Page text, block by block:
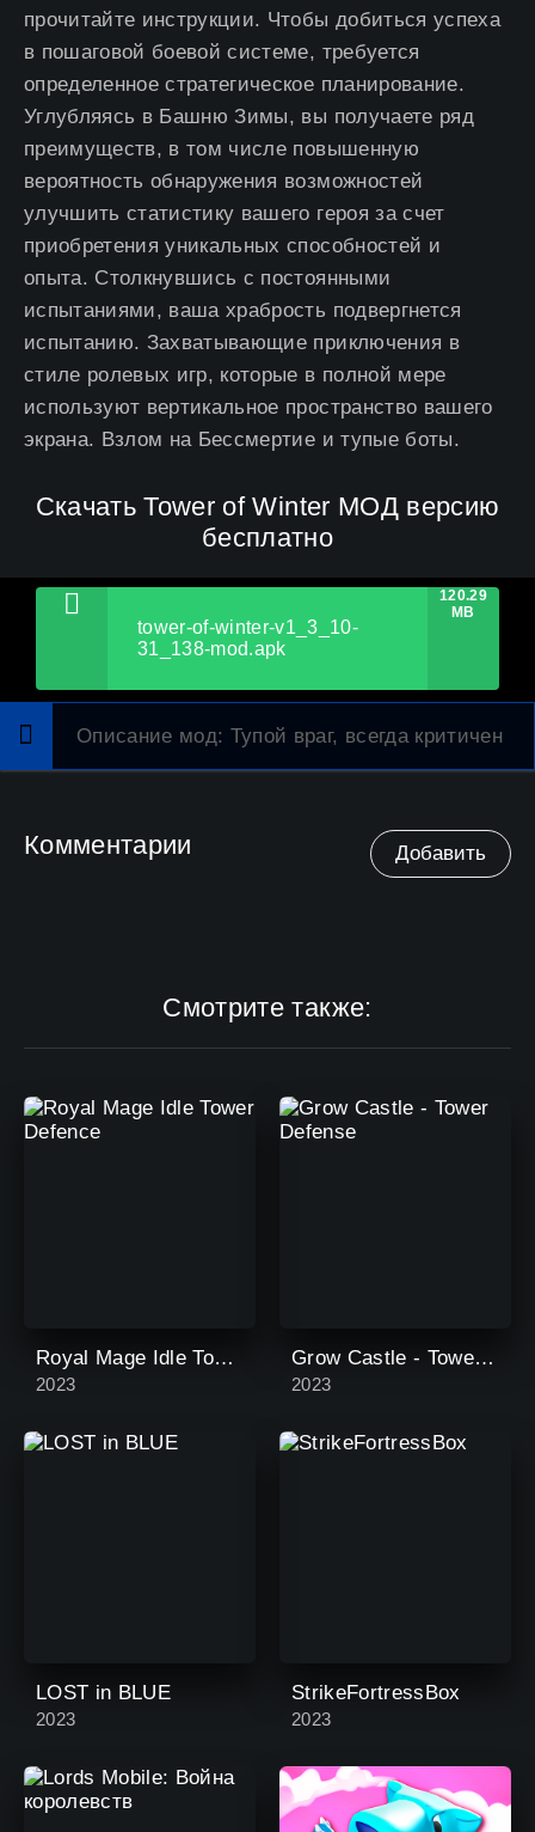
прочитайте инструкции. Чтобы добиться успеха
в пошаговой боевой системе, требуется
определенное стратегическое планирование.
Углубляясь в Башню Зимы, вы получаете ряд
преимуществ, в том числе повышенную
вероятность обнаружения возможностей
улучшить статистику вашего героя за счет
приобретения уникальных способностей и
опыта. Столкнувшись с постоянными
испытаниями, ваша храбрость подвергнется
испытанию. Захватывающие приключения в
стиле ролевых игр, которые в полной мере
используют вертикальное пространство вашего
экрана. Взлом на Бессмертие и тупые боты.
Скачать Tower of Winter МОД версию
бесплатно
tower-of-winter-v1_3_10-
31_138-mod.apk
120.29
MB
Описание мод: Тупой враг, всегда критичен
Комментарии Добавить
Смотрите также:
Royal Mage Idle Tower Defence
2023
Grow Castle - Tower Defense
2023
LOST in BLUE
2023
StrikeFortressBox
2023